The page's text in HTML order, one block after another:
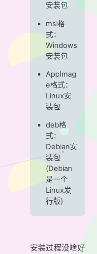
安装包
msi格
式：
Windows
安装包
AppImag
e格式：
Linux安
装包
deb格
式：
Debian安
装包
(Debian
是一个
Linux发
行版)
安装过程没啥好